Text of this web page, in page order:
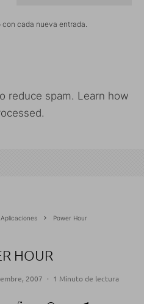
cada nueva entrada.
reduce spam. Learn how
Aplicaciones Power Hour
HOUR
2007 · 1 Minuto de lectura